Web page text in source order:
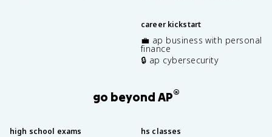
career kickstart
💼 ap business with personal
finance
🔒 ap cybersecurity
go beyond AP®
high school exams hs classes